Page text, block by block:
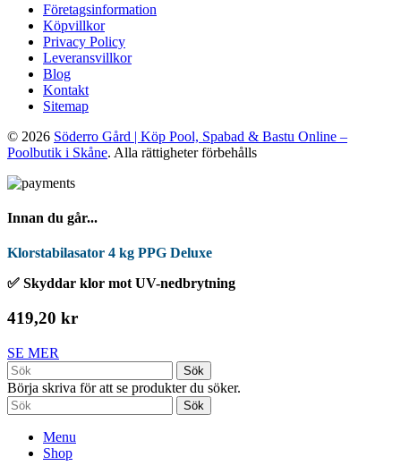
Företagsinformation
Köpvillkor
Privacy Policy
Leveransvillkor
Blog
Kontakt
Sitemap
© 2026 Söderro Gård | Köp Pool, Spabad & Bastu Online –
Poolbutik i Skåne. Alla rättigheter förbehålls
Innan du går...
Klorstabilasator 4 kg PPG Deluxe
✅ Skyddar klor mot UV-nedbrytning
419,20 kr
SE MER
Sök
Börja skriva för att se produkter du söker.
Sök
Menu
Shop